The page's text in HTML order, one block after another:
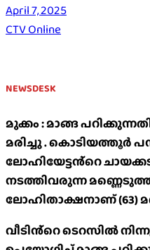
April 7, 2025
CTV Online
NEWSDESK
മുക്കം : മാങ്ങ
മരിച്ചു . കൊടിയത്തൂർ
ലോഹിയേട്ടൻ്റെ
നടത്തിവരുന്ന
ലോഹിതാക്ഷനാണ് (63)
വീടിൻ്റെ ടെറസിൽ